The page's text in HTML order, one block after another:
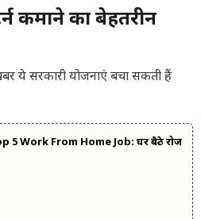
कमाने का बेहतरीन
Top 5 Work From Home Job: घर बैठे रोज